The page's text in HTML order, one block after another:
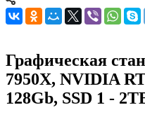
Графическая
7950X, NVIDIA
128Gb, SSD 1 -